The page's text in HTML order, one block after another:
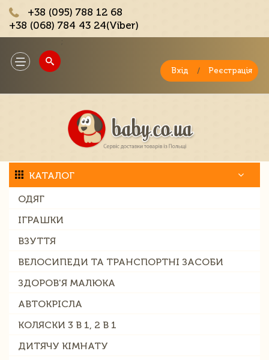
+38 (095) 788 12 68
+38 (068) 784 43 24(Viber)
Toggle
navigation
Вхід / Реєстрація
КАТАЛОГ
ОДЯГ
ІГРАШКИ
ВЗУТТЯ
ВЕЛОСИПЕДИ ТА ТРАНСПОРТНІ ЗАСОБИ
ЗДОРОВ'Я МАЛЮКА
АВТОКРІСЛА
КОЛЯСКИ 3 В 1, 2 В 1
ДИТЯЧУ КІМНАТУ